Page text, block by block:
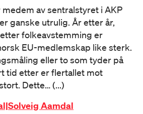
av sentralstyret i AKP
ganske utrulig. År etter år,
folkeavstemming er
EU-medlemskap like sterk.
eller to som tyder på
tid etter er flertallet mot
Dette… (...)
Aamdal